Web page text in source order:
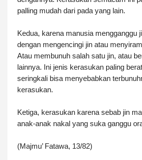
palling mudah dari pada yang lain.
Kedua, karena manusia mengganggu
dengan mengencingi jin atau
Atau membunuh salah satu jin, atau
lainnya. Ini jenis kerasukan paling
seringkali bisa menyebabkan
kerasukan.
Ketiga, kerasukan karena sebab jin
anak-anak nakal yang suka ganggu
(Majmu’ Fatawa, 13/82)